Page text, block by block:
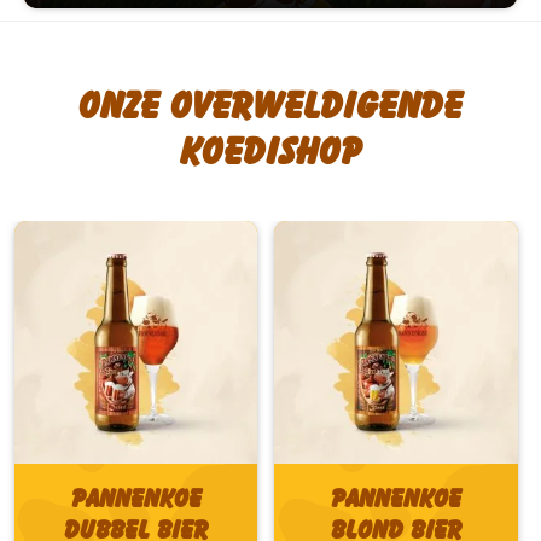
Onze overweldigende
koedishop
Pannenkoe
Dubbel bier
Pannenkoe
Blond bier